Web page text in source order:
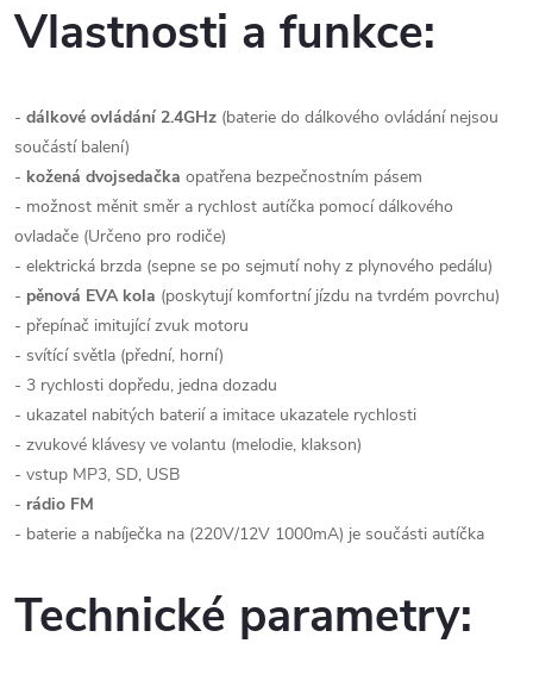
Vlastnosti a funkce:
- dálkové ovládání 2.4GHz (baterie do dálkového ovládání nejsou
součástí balení)
- kožená dvojsedačka opatřena bezpečnostním pásem
- možnost měnit směr a rychlost autíčka pomocí dálkového
ovladače (Určeno pro rodiče)
- elektrická brzda (sepne se po sejmutí nohy z plynového pedálu)
- pěnová EVA kola (poskytují komfortní jízdu na tvrdém povrchu)
- přepínač imitující zvuk motoru
- svítící světla (přední, horní)
- 3 rychlosti dopředu, jedna dozadu
- ukazatel nabitých baterií a imitace ukazatele rychlosti
- zvukové klávesy ve volantu (melodie, klakson)
- vstup MP3, SD, USB
- rádio FM
- baterie a nabíječka na (220V/12V 1000mA) je součásti autíčka
Technické parametry: